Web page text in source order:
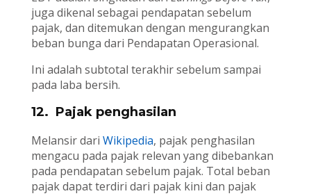
juga dikenal sebagai pendapatan sebelum
pajak, dan ditemukan dengan mengurangkan
beban bunga dari Pendapatan Operasional.
Ini adalah subtotal terakhir sebelum sampai
pada laba bersih.
12. Pajak penghasilan
Melansir dari Wikipedia, pajak penghasilan
mengacu pada pajak relevan yang dibebankan
pada pendapatan sebelum pajak. Total beban
pajak dapat terdiri dari pajak kini dan pajak